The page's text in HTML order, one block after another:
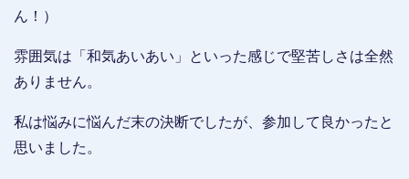
ん！）
雰囲気は「和気あいあい」といった感じで堅苦しさは全然
ありません。
私は悩みに悩んだ末の決断でしたが、参加して良かったと
思いました。